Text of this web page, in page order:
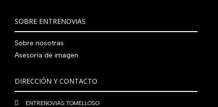
SOBRE ENTRENOVIAS
Sobre nosotras
Asesoría de imagen
DIRECCIÓN Y CONTACTO
ENTRENOVIAS TOMELLOSO